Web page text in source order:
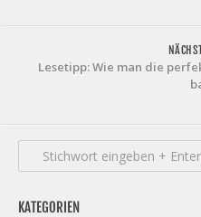
Lesetipp: Wie man die
KATEGORIEN